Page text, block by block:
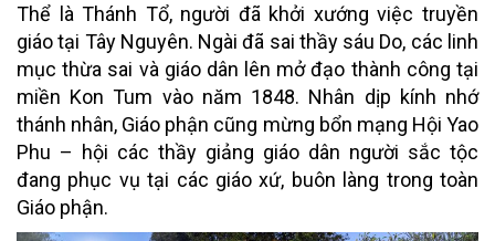
Thể là Thánh Tổ, người đã khởi xướng việc truyền
giáo tại Tây Nguyên. Ngài đã sai thầy sáu Do, các linh
mục thừa sai và giáo dân lên mở đạo thành công tại
miền Kon Tum vào năm 1848. Nhân dịp kính nhớ
thánh nhân, Giáo phận cũng mừng bổn mạng Hội Yao
Phu – hội các thầy giảng giáo dân người sắc tộc
đang phục vụ tại các giáo xứ, buôn làng trong toàn
Giáo phận.